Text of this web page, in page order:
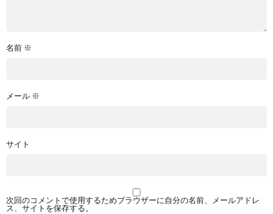
名前 ※
メール ※
サイト
次回のコメントで使用するためブラウザーに自分の名前、メールアドレ
ス、サイトを保存する。